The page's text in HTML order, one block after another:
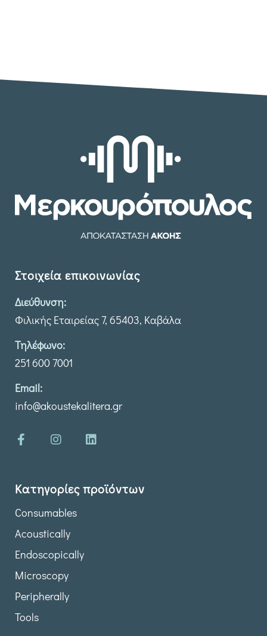
Στοιχεία επικοινωνίας
Διεύθυνση:
Φιλικής Εταιρείας 7, 65403, Καβάλα
Τηλέφωνο:
251 600 7001
Email:
info@akoustekalitera.gr
Κατηγορίες προϊόντων
Consumables
Acoustically
Endoscopically
Microscopy
Peripherally
Tools